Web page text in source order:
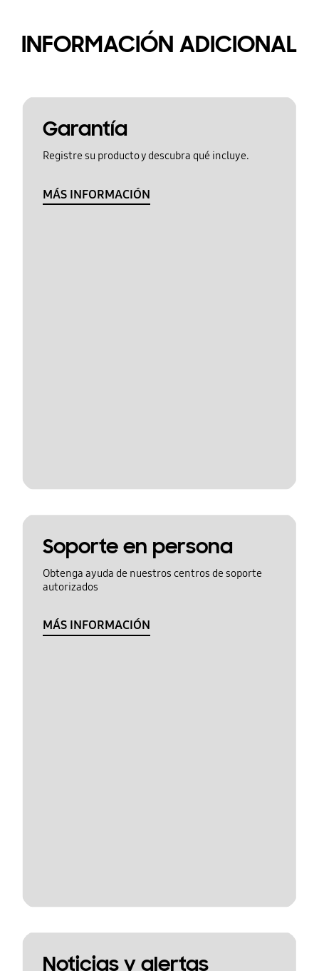
INFORMACIÓN ADICIONAL
Garantía
Registre su producto y descubra qué incluye.
MÁS INFORMACIÓN
Soporte en persona
Obtenga ayuda de nuestros centros de soporte
autorizados
MÁS INFORMACIÓN
Noticias y alertas